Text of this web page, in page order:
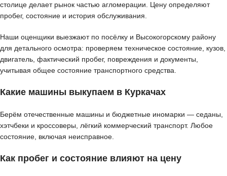
столице делает рынок частью агломерации. Цену определяют
пробег, состояние и история обслуживания.
Наши оценщики выезжают по посёлку и Высокогорскому району
для детального осмотра: проверяем техническое состояние, кузов,
двигатель, фактический пробег, повреждения и документы,
учитывая общее состояние транспортного средства.
Какие машины выкупаем в Куркачах
Берём отечественные машины и бюджетные иномарки — седаны,
хэтчбеки и кроссоверы, лёгкий коммерческий транспорт. Любое
состояние, включая неисправное.
Как пробег и состояние влияют на цену